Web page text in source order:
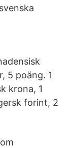
5 poäng. 1
krona, 1
forint, 2